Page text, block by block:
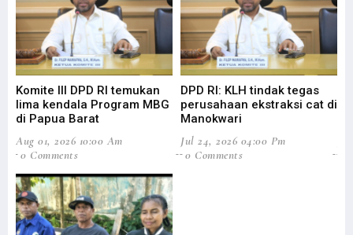
Komite III DPD RI temukan
lima kendala Program MBG
di Papua Barat
Aug 01, 2026 10:00 Am
0 Comments
DPD RI: KLH tindak tegas
perusahaan ekstraksi cat di
Manokwari
Jul 24, 2026 04:00 Pm
0 Comments